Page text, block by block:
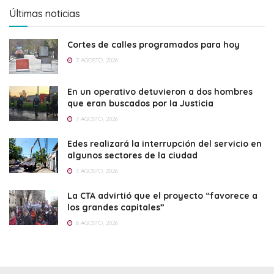
Últimas noticias
Cortes de calles programados para hoy
7 AGOSTO, 2026
En un operativo detuvieron a dos hombres
que eran buscados por la Justicia
7 AGOSTO, 2026
Edes realizará la interrupción del servicio en
algunos sectores de la ciudad
7 AGOSTO, 2026
La CTA advirtió que el proyecto “favorece a
los grandes capitales”
6 AGOSTO, 2026